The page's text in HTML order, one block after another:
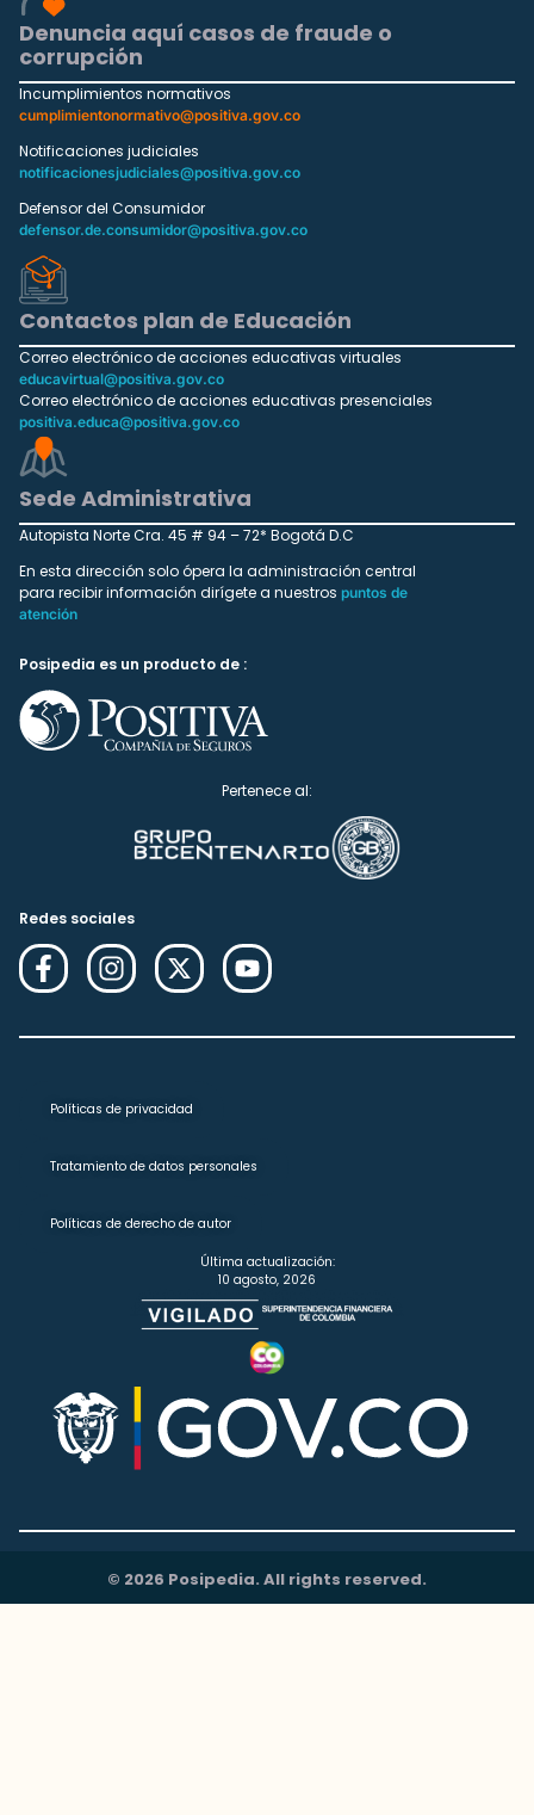
Denuncia aquí casos de fraude o
corrupción
Incumplimientos normativos
cumplimientonormativo@positiva.gov.co
Notificaciones judiciales
notificacionesjudiciales@positiva.gov.co
Defensor del Consumidor
defensor.de.consumidor@positiva.gov.co
Contactos plan de Educación
Correo electrónico de acciones educativas virtuales
educavirtual@positiva.gov.co
Correo electrónico de acciones educativas presenciales
positiva.educa@positiva.gov.co
Sede Administrativa
Autopista Norte Cra. 45 # 94 – 72* Bogotá D.C
En esta dirección solo ópera la administración central
para recibir información dirígete a nuestros puntos de
atención
Posipedia es un producto de :
Pertenece al:
Redes sociales
Políticas de privacidad
Tratamiento de datos personales
Políticas de derecho de autor
Última actualización:
10 agosto, 2026
© 2026 Posipedia. All rights reserved.